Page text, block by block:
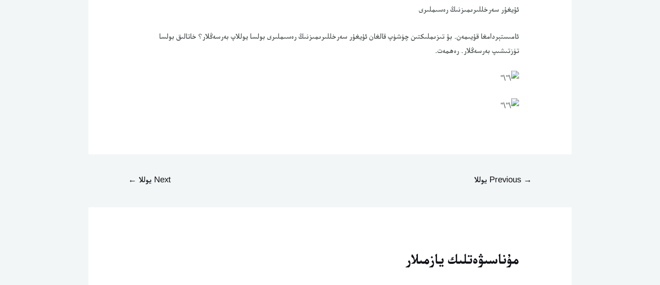
ئۇيغۇر سەرخللىرىمىزنىڭ رەسىملىرى
ئامىستېردامغا قۇيىمەن. بۇ تىزىملىكتىن چۈشۈپ قالغان ئۇيغۇر سەرخللىرىمىزنىڭ رەسىملىرى بولسا يوللاپ بەرسەڭلار؟ خاتالىق بولسا
تۈزتىشىپ بەرسەڭلار. رەھمەت.
→ Next يوللا ←
مۇناسىۋەتلىك يازمىلار